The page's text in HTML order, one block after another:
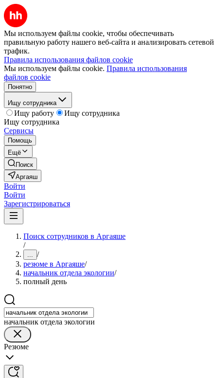
Мы используем файлы cookie, чтобы обеспечивать
правильную работу нашего веб-сайта и анализировать сетевой
трафик.
Правила использования файлов cookie
Мы используем файлы cookie. Правила использования
файлов cookie
Понятно
Ищу сотрудника
Ищу работу
Ищу сотрудника
Ищу сотрудника
Сервисы
Помощь
Ещё
Поиск
Аргаяш
Войти
Войти
Зарегистрироваться
Поиск сотрудников в Аргаяше
/
... /
резюме в Аргаяше/
начальник отдела экологии/
полный день
начальник отдела экологии
Резюме